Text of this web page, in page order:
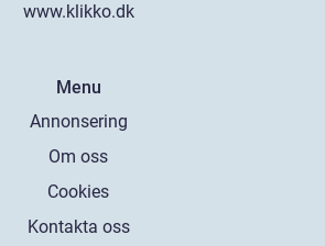
www.klikko.dk
Menu
Annonsering
Om oss
Cookies
Kontakta oss